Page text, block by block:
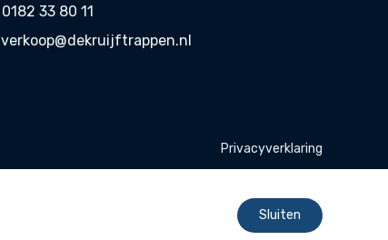
0182 33 80 11
verkoop@dekruijftrappen.nl
Privacyverklaring
Sluiten